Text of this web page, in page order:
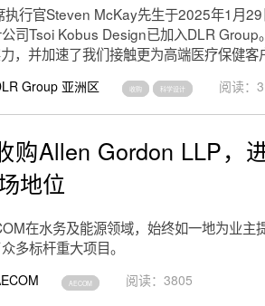
行官Steven McKay先生于2025年1月
司Tsoi Kobus Design已加入DLR
，并加速了我们接触更为高端医疗保健客
Group 亚洲区 收购 科学设计 阅读：
购Allen Gordon LLP，
地位
在水务及能源领域，始终如一地为业主
多标杆重大项目。
AECOM 阅读：3805